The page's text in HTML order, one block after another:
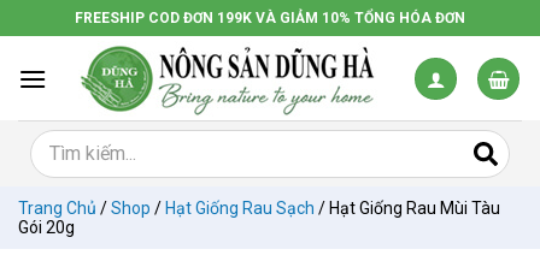
đến
dung
FREESHIP COD ĐƠN 199K VÀ GIẢM 10% TỔNG HÓA ĐƠN
Trang Chủ /Shop / Hạt Giống Rau Sạch / Hạt Giống Rau Mùi Tàu
Gói 20g